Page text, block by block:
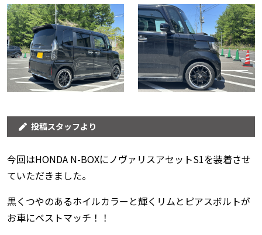
投稿スタッフより
今回はHONDA N-BOXにノヴァリスアセットS1を装着させ
ていただきました。
黒くつやのあるホイルカラーと輝くリムとピアスボルトが
お車にベストマッチ！！